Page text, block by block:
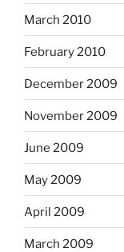
March 2010
February 2010
December 2009
November 2009
June 2009
May 2009
April 2009
March 2009